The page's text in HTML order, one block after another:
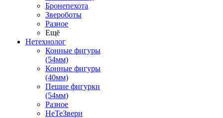
Бронепехота
Звероботы
Разное
Ещё
Нетехнолог
Конные фигуры
(54мм)
Конные фигуры
(40мм)
Пешие фигурки
(54мм)
Разное
НеТеЗвери